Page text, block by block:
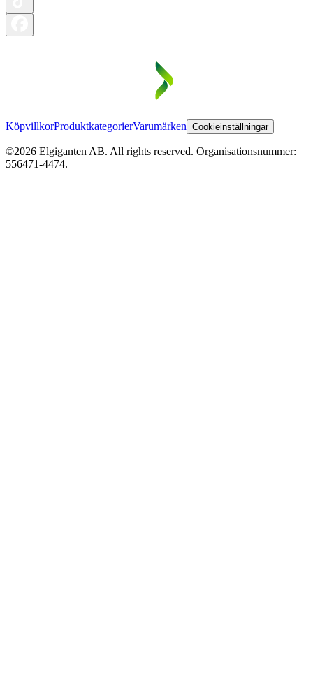
KöpvillkorProduktkategorierVarumärken Cookieinställningar
©2026 Elgiganten AB. All rights reserved. Organisationsnummer:
556471-4474.